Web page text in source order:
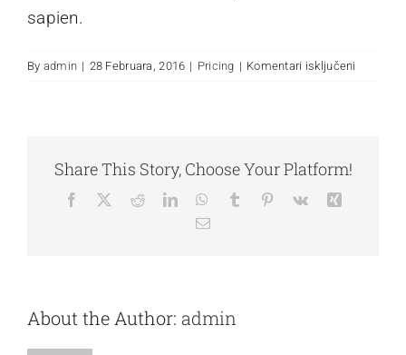
sapien.
By admin | 28 Februara, 2016 | Pricing | Komentari isključeni
Share This Story, Choose Your Platform!
Facebook RedditLinkedInWhatsApp
Tumblr Pinterest
Vk
Email
About the Author: admin